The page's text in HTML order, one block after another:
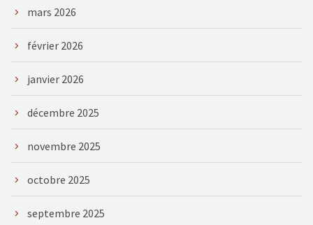
mars 2026
février 2026
janvier 2026
décembre 2025
novembre 2025
octobre 2025
septembre 2025